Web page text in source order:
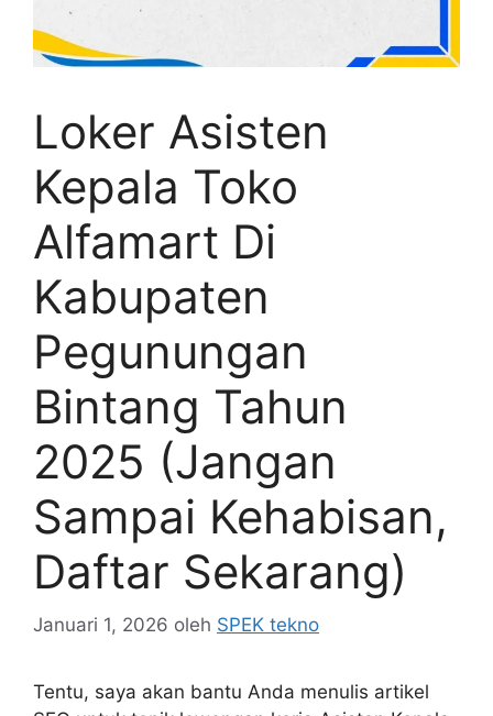
Loker Asisten
Kepala Toko
Alfamart Di
Kabupaten
Pegunungan
Bintang Tahun
2025 (Jangan
Sampai Kehabisan,
Daftar Sekarang)
Januari 1, 2026 oleh SPEK tekno
Tentu, saya akan bantu Anda menulis artikel